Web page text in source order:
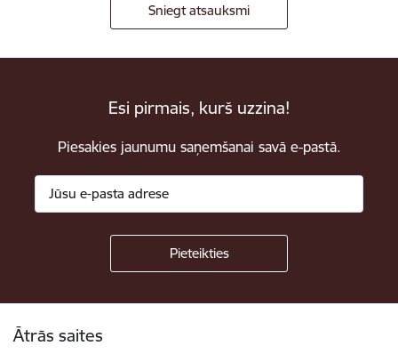
Sniegt atsauksmi
Esi pirmais, kurš uzzina!
Piesakies jaunumu saņemšanai savā e-pastā.
Ātrās saites